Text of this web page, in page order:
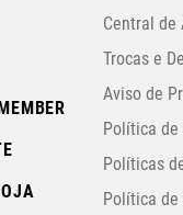
Central de
Trocas e
Aviso de
Política de
Políticas
Política de